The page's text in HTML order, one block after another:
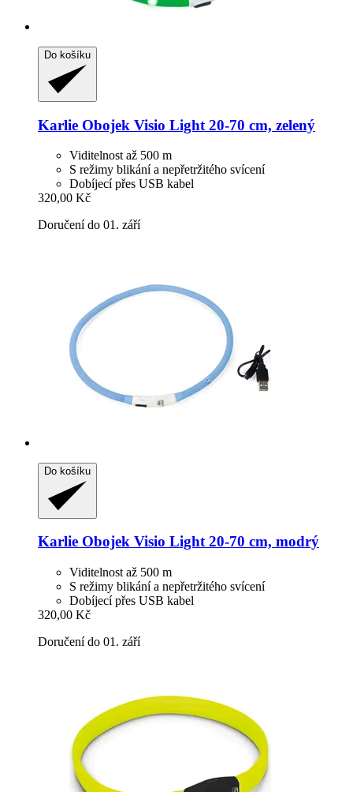
Do košíku
Karlie Obojek Visio Light 20-​70 cm, zelený
Viditelnost až 500 m
S režimy blikání a nepřetržitého svícení
Dobíjecí přes USB kabel
320,00 Kč
Doručení do 01. září
Do košíku
Karlie Obojek Visio Light 20-​70 cm, modrý
Viditelnost až 500 m
S režimy blikání a nepřetržitého svícení
Dobíjecí přes USB kabel
320,00 Kč
Doručení do 01. září